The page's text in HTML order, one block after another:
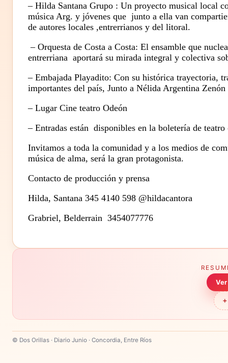
– Hilda Santana Grupo : Un proyecto musical local
música Arg. y jóvenes que junto a ella van
de autores locales ,entrerrianos y del litoral.
– Orquesta de Costa a Costa: El ensamble que
entrerriana aportará su mirada integral y colectiva
– Embajada Playadito: Con su histórica trayectoria,
importantes del país, Junto a Nélida Argentina
– Lugar Cine teatro Odeón
– Entradas están disponibles en la boletería de
Invitamos a toda la comunidad y a los medios de
música de alma, será la gran protagonista.
Contacto de producción y prensa
Hilda, Santana 345 4140 598 @hildacantora
Grabriel, Belderrain 3454077776
© Dos Orillas · Diario Junio · Concordia, Entre Ríos